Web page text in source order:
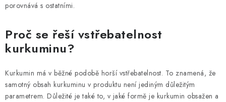
porovnává s ostatními.
Proč se řeší vstřebatelnost
kurkuminu?
Kurkumin má v běžné podobě horší vstřebatelnost. To znamená, že
samotný obsah kurkuminu v produktu není jediným důležitým
parametrem. Důležité je také to, v jaké formě je kurkumin obsažen a